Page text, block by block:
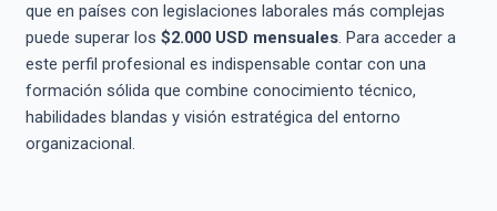
que en países con legislaciones laborales más complejas
puede superar los $2.000 USD mensuales. Para acceder a
este perfil profesional es indispensable contar con una
formación sólida que combine conocimiento técnico,
habilidades blandas y visión estratégica del entorno
organizacional.